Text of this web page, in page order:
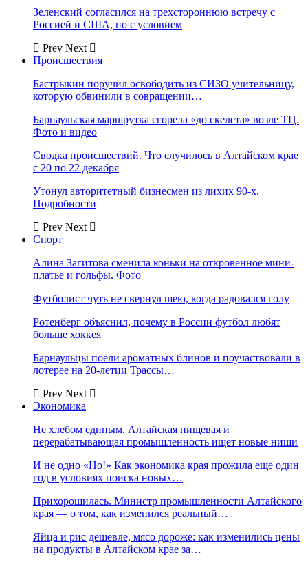
Зеленский согласился на трехстороннюю встречу с
Россией и США, но с условием
Prev Next
Происшествия
Бастрыкин поручил освободить из СИЗО учительницу,
которую обвинили в совращении…
Барнаульская маршрутка сгорела «до скелета» возле ТЦ.
Фото и видео
Сводка происшествий. Что случилось в Алтайском крае
с 20 по 22 декабря
Утонул авторитетный бизнесмен из лихих 90-х.
Подробности
Prev Next
Спорт
Алина Загитова сменила коньки на откровенное мини-
платье и гольфы. Фото
Футболист чуть не свернул шею, когда радовался голу
Ротенберг объяснил, почему в России футбол любят
больше хоккея
Барнаульцы поели ароматных блинов и поучаствовали в
лотерее на 20-летии Трассы…
Prev Next
Экономика
Не хлебом единым. Алтайская пищевая и
перерабатывающая промышленность ищет новые ниши
И не одно «Но!» Как экономика края прожила еще один
год в условиях поиска новых…
Прихорошилась. Министр промышленности Алтайского
края — о том, как изменился реальный…
Яйца и рис дешевле, мясо дороже: как изменились цены
на продукты в Алтайском крае за…